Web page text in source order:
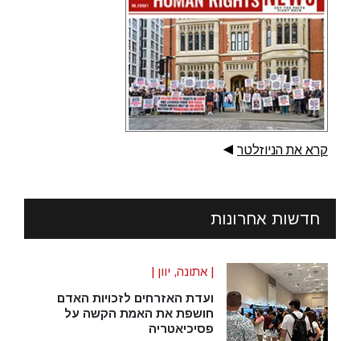
קרא את הניוזלטר ▶
חדשות אחרונות
| אתונה, יוון |
ועדת האזרחים לזכויות האדם
חושפת את האמת הקשה על
פסיכיאטריה